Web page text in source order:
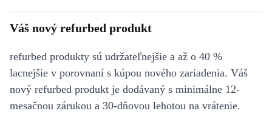
Váš nový refurbed produkt
refurbed produkty sú udržateľnejšie a až o 40 %
lacnejšie v porovnaní s kúpou nového zariadenia. Váš
nový refurbed produkt je dodávaný s minimálne 12-
mesačnou zárukou a 30-dňovou lehotou na vrátenie.